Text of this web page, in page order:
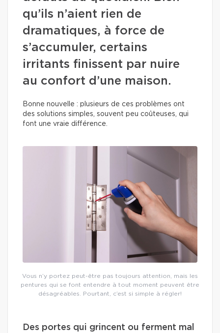
qu’ils n’aient rien de
dramatiques, à force de
s’accumuler, certains
irritants finissent par nuire
au confort d’une maison.
Bonne nouvelle : plusieurs de ces problèmes ont
des solutions simples, souvent peu coûteuses, qui
font une vraie différence.
Vous n’y portez peut-être pas toujours attention, mais les
pentures qui se font entendre à tout moment peuvent être
désagréables. Pourtant, c’est si simple à régler!
Des portes qui grincent ou ferment mal